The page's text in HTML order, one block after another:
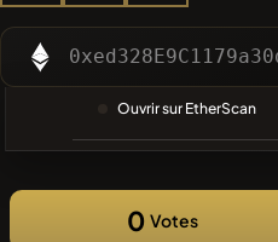
Ouvrir sur EtherScan
0 Votes